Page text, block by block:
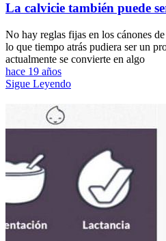
La calvicie también puede
No hay reglas fijas en los cánones
lo que tiempo atrás pudiera ser un
actualmente se convierte en algo
hace 19 años
Sigue Leyendo